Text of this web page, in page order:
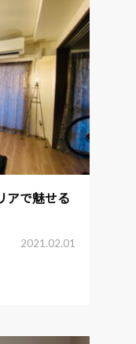
アで魅せる
2021.02.01